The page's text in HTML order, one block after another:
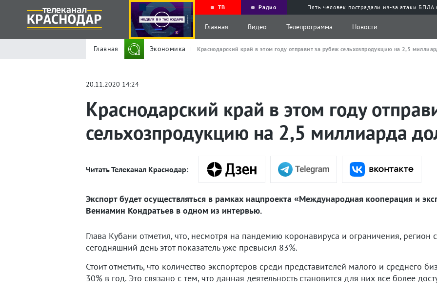
ТВ Радио Пять человек пострадали из-за атаки
Главная Видео Телепрограмма Новости
Главная Экономика Краснодарский край в этом году отправит за рубеж сельхозпродукцию на 2,5
20.11.2020 14:24
Краснодарский край в этом году
сельхозпродукцию на 2,5 миллиарда
Читать Телеканал Краснодар:
Экспорт будет осуществляться в рамках нацпроекта «Международная кооперация и
Вениамин Кондратьев в одном из интервью.
Глава Кубани отметил, что, несмотря на пандемию коронавируса и ограничения, регион
сегодняшний день этот показатель уже превысил 83%.
Стоит отметить, что количество экспортеров среди представителей малого и среднего
30% в год. Это связано с тем, что данная деятельность становится для них все более